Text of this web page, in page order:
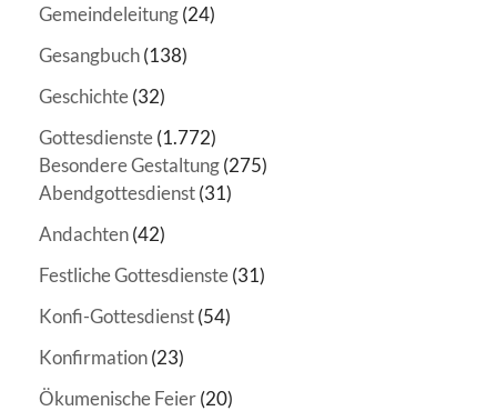
Gemeindeleitung(24)
Gesangbuch(138)
Geschichte(32)
Gottesdienste(1.772)
Besondere Gestaltung(275)
Abendgottesdienst(31)
Andachten(42)
Festliche Gottesdienste(31)
Konfi-Gottesdienst(54)
Konfirmation(23)
Ökumenische Feier(20)